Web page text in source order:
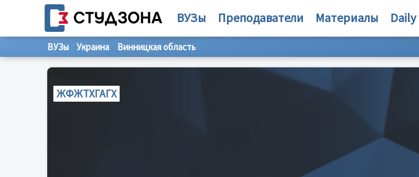
ВУЗы Преподаватели Материалы Daily
ВУЗы Украина Винницкая область
ЖФЖТХГАГХ